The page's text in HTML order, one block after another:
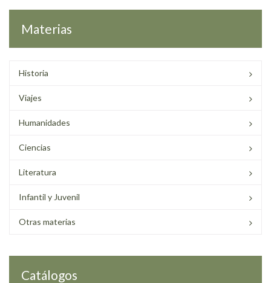
Materias
Historia
Viajes
Humanidades
Ciencias
Literatura
Infantil y Juvenil
Otras materias
Catálogos